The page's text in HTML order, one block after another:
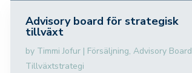
Advisory board för strategisk
tillväxt
by Timmi Jofur | Försäljning,Advisory Board
Tillväxtstrategi